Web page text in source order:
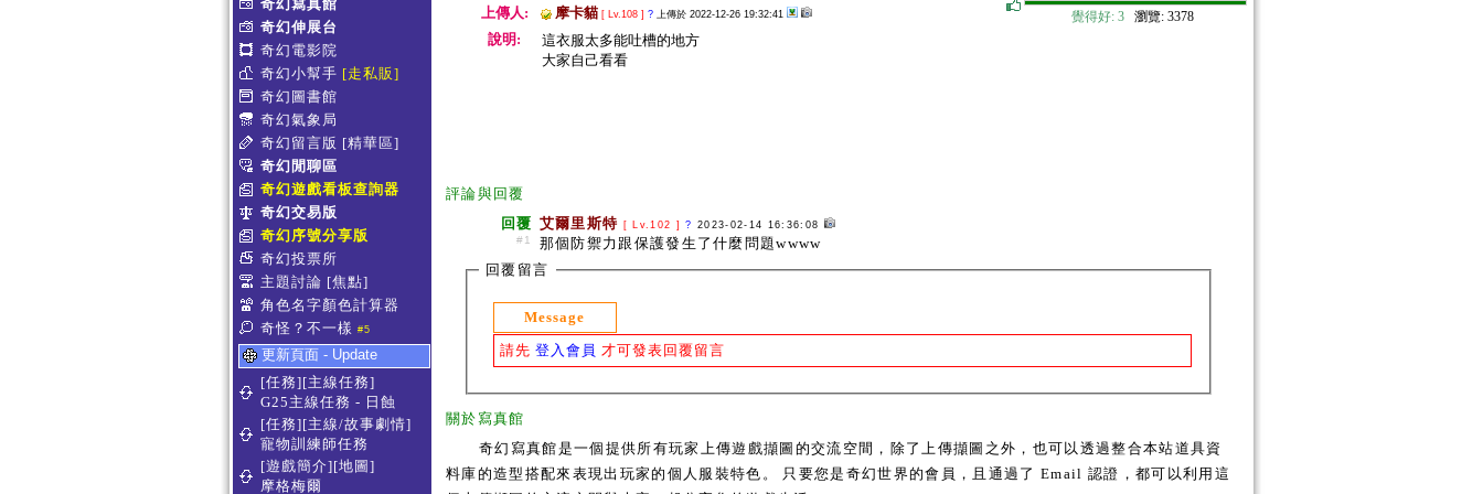
奇幻寫真館
奇幻伸展台
奇幻電影院
奇幻小幫手 [走私販]
奇幻圖書館
奇幻氣象局
奇幻留言版 [精華區]
奇幻閒聊區
奇幻遊戲看板查詢器
奇幻交易版
奇幻序號分享版
奇幻投票所
主題討論 [焦點]
角色名字顏色計算器
奇怪？不一樣 #5
更新頁面 - Update
[任務][主線任務]
G25主線任務 - 日蝕
[任務][主線/故事劇情]
寵物訓練師任務
[遊戲簡介][地圖]
摩格梅爾
覺得好: 3 瀏覽: 3378
上傳人: 摩卡貓 [ Lv.108 ] ? 上傳於 2022-12-26 19:32:41
說明:
這衣服太多能吐槽的地方
大家自己看看
評論與回覆
回覆
#1
艾爾里斯特 [ Lv.102 ]? 2023-02-14 16:36:08
那個防禦力跟保護發生了什麼問題wwww
回覆留言
Message
請先 登入會員 才可發表回覆留言
關於寫真館
奇幻寫真館是一個提供所有玩家上傳遊戲擷圖的交流空間，除了上傳擷圖之外，也可以透過整合本站道具資
料庫的造型搭配來表現出玩家的個人服裝特色。 只要您是奇幻世界的會員，且通過了 Email 認證，都可以利用這